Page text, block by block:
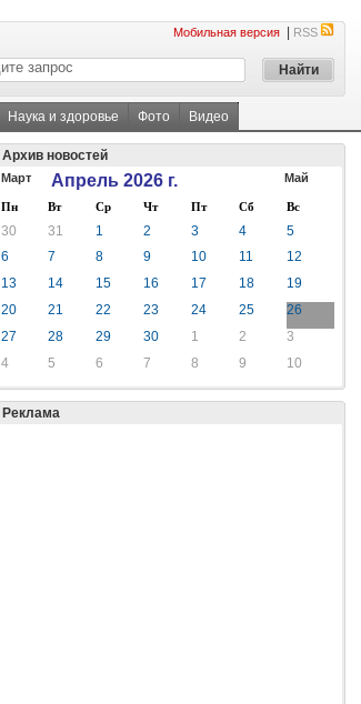
Мобильная версия RSS
Наука и здоровье Фото Видео
Архив новостей
Март Апрель 2026 г. Май
Пн Вт Ср Чт Пт Сб Вс
30 31 1 2 3 4
5
6
7 8 9 10 11
12
13
14 15 16 17 18
19
20
21 22 23 24 25
26
27
28 29 30 1 2
3
4
5 6 7 8 9 10
Реклама